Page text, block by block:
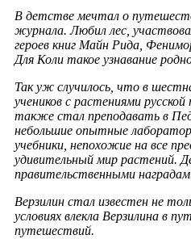
В детстве мечтал о
журнала. Любил лес,
героев книг Майн Рида,
Для Коли такое узнавание
Так уж случилось, что в
учеников с растениями
также стал преподавать в
небольшие опытные
учебники, непохожие на все
удивительный мир растений.
правительственными
Верзилин стал известен не
условиях влекла Верзилина в
путешествий.